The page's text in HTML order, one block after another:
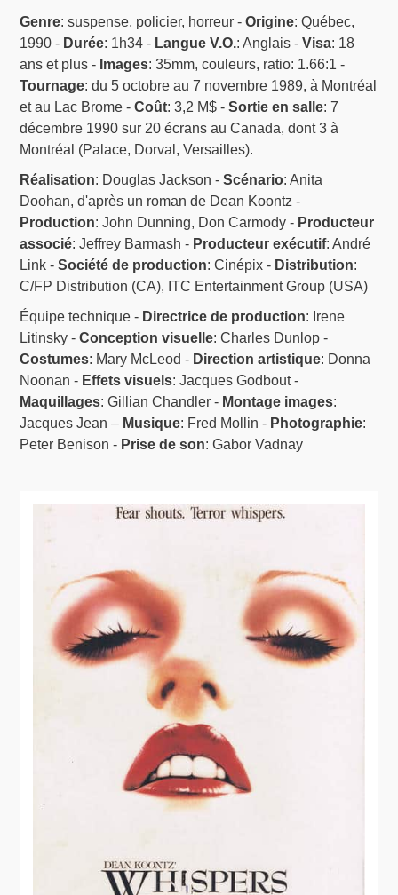
Genre: suspense, policier, horreur -Origine: Québec,
1990 - Durée: 1h34 - Langue V.O.: Anglais -Visa: 18
ans et plus - Images: 35mm, couleurs, ratio: 1.66:1 -
Tournage: du 5 octobre au 7 novembre 1989, à Montréal
et au Lac Brome -Coût: 3,2 M$ -Sortie en salle: 7
décembre 1990 sur 20 écrans au Canada, dont 3 à
Montréal (Palace, Dorval, Versailles).
Réalisation: Douglas Jackson -Scénario: Anita
Doohan, d'après un roman de Dean Koontz -
Production: John Dunning, Don Carmody - Producteur
associé: Jeffrey Barmash - Producteur exécutif: André
Link -Société de production: Cinépix - Distribution:
C/FP Distribution (CA), ITC Entertainment Group (USA)
Équipe technique - Directrice de production: Irene
Litinsky -Conception visuelle: Charles Dunlop -
Costumes: Mary McLeod - Direction artistique: Donna
Noonan - Effets visuels: Jacques Godbout -
Maquillages: Gillian Chandler - Montage images:
Jacques Jean – Musique: Fred Mollin - Photographie:
Peter Benison - Prise de son: Gabor Vadnay